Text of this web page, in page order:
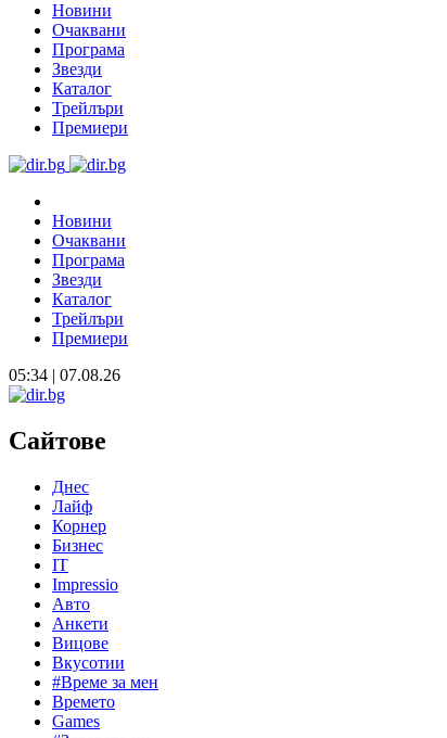
Новини
Очаквани
Програма
Звезди
Каталог
Трейлъри
Премиери
Новини
Очаквани
Програма
Звезди
Каталог
Трейлъри
Премиери
05:34 | 07.08.26
Сайтове
Днес
Лайф
Корнер
Бизнес
IT
Impressio
Авто
Анкети
Вицове
Вкусотии
#Време за мен
Времето
Games